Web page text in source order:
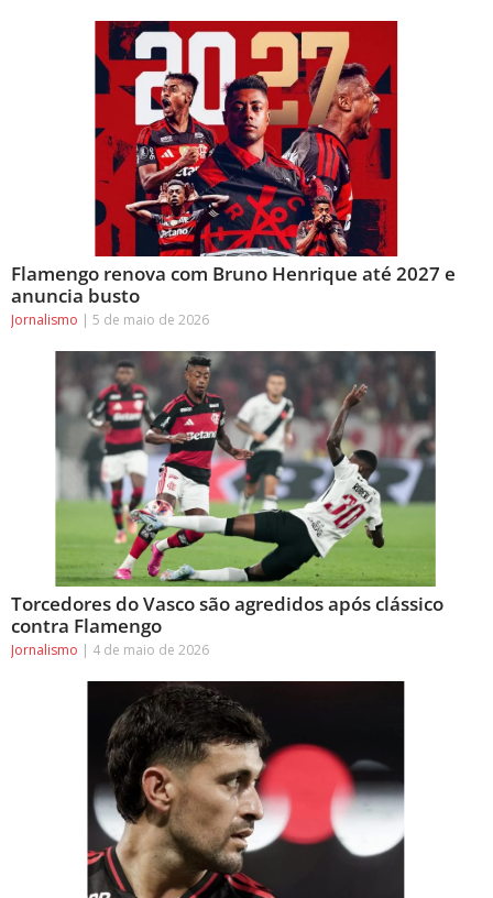
Flamengo renova com Bruno Henrique até 2027 e
anuncia busto
Jornalismo 5 de maio de 2026
Torcedores do Vasco são agredidos após clássico
contra Flamengo
Jornalismo 4 de maio de 2026